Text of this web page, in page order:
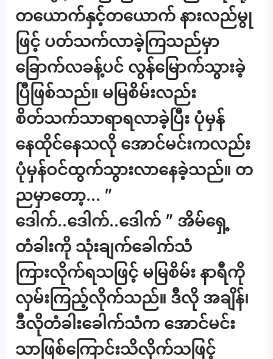
တယောက်နှင့်တယောက် နားလည်မွု
ဖြင့် ပတ်သက်လာခဲ့ကြသည်မှာ
ခြောက်လခန့်ပင် လွန်မြောက်သွားခဲ့
ပြီဖြစ်သည်။ မမြစိမ်းလည်း
စိတ်သက်သာရာရလာခဲ့ပြီး ပုံမှန်
နေထိုင်နေသလို အောင်မင်းကလည်း
ပုံမှန်ဝင်ထွက်သွားလာနေခဲ့သည်။ တ
ညမှာတော့… ”
ဒေါက်..ဒေါက်..ဒေါက် ” အိမ်ရှေ့
တံခါးကို သုံးချက်ခေါက်သံ
ကြားလိုက်ရသဖြင့် မမြစိမ်း နာရီကို
လှမ်းကြည့်လိုက်သည်။ ဒီလို အချိန်၊
ဒီလိုတံခါးခေါက်သံက အောင်မင်း
သာဖြစ်ကြောင်းသိလိုက်သဖြင့်